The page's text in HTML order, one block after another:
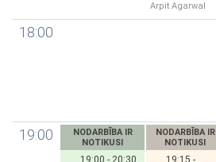
Arpit Agarwal
18:00
19:00
NODARBĪBA IR
NOTIKUSI
19:00 - 20:30
NODARBĪBA IR
NOTIKUSI
19:15 -